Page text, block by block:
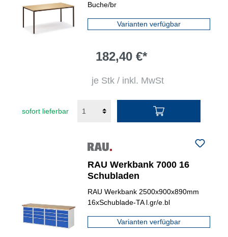
Buche/br
Varianten verfügbar
182,40 €*
je Stk / inkl. MwSt
sofort lieferbar
RAU Werkbank 7000 16
Schubladen
RAU Werkbank 2500x900x890mm
16xSchublade-TA l.gr/e.bl
Varianten verfügbar